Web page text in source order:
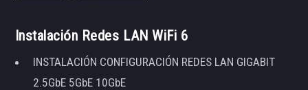
Instalación Redes LAN WiFi 6
INSTALACIÓN CONFIGURACIÓN REDES LAN GIGABIT
2.5GbE 5GbE 10GbE